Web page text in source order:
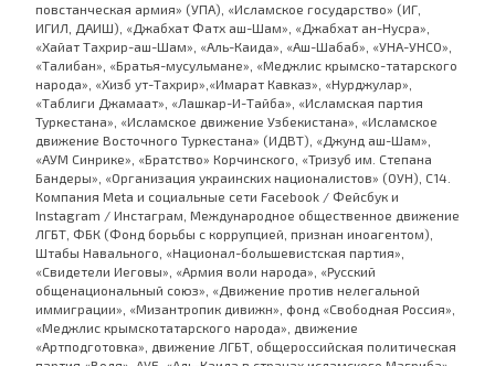
повстанческая армия» (УПА), «Исламское государство» (ИГ,
ИГИЛ, ДАИШ), «Джабхат Фатх аш-Шам», «Джабхат ан-Нусра»,
«Хайат Тахрир-аш-Шам», «Аль-Каида», «Аш-Шабаб», «УНА-УНСО»,
«Талибан», «Братья-мусульмане», «Меджлис крымско-татарского
народа», «Хизб ут-Тахрир»,«Имарат Кавказ», «Нурджулар»,
«Таблиги Джамаат», «Лашкар-И-Тайба», «Исламская партия
Туркестана», «Исламское движение Узбекистана», «Исламское
движение Восточного Туркестана» (ИДВТ), «Джунд аш-Шам»,
«АУМ Синрике», «Братство» Корчинского, «Тризуб им. Степана
Бандеры», «Организация украинских националистов» (ОУН), С14.
Компания Meta и социальные сети Facebook / Фейсбук и
Instagram / Инстаграм, Международное общественное движение
ЛГБТ, ФБК (Фонд борьбы с коррупцией, признан иноагентом),
Штабы Навального, «Национал-большевистская партия»,
«Свидетели Иеговы», «Армия воли народа», «Русский
общенациональный союз», «Движение против нелегальной
иммиграции», «Мизантропик дивижн», фонд «Свободная Россия»,
«Меджлис крымскотатарского народа», движение
«Артподготовка», движение ЛГБТ, общероссийская политическая